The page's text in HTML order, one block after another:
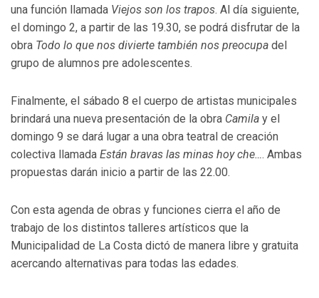
una función llamada Viejos son los trapos. Al día siguiente,
el domingo 2, a partir de las 19.30, se podrá disfrutar de la
obra Todo lo que nos divierte también nos preocupa del
grupo de alumnos pre adolescentes.
Finalmente, el sábado 8 el cuerpo de artistas municipales
brindará una nueva presentación de la obra Camila y el
domingo 9 se dará lugar a una obra teatral de creación
colectiva llamada Están bravas las minas hoy che…. Ambas
propuestas darán inicio a partir de las 22.00.
Con esta agenda de obras y funciones cierra el año de
trabajo de los distintos talleres artísticos que la
Municipalidad de La Costa dictó de manera libre y gratuita
acercando alternativas para todas las edades.